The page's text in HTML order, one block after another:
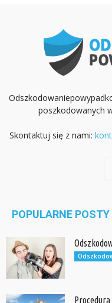
poszkodowanych
Skontaktuj się z nami:
POPULARNE POSTY